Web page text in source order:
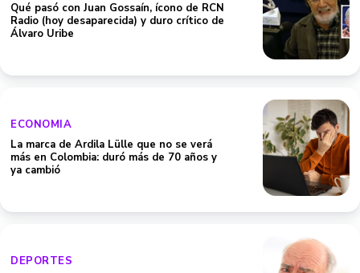
Qué pasó con Juan Gossaín, ícono de RCN
Radio (hoy desaparecida) y duro crítico de
Álvaro Uribe
ECONOMIA
La marca de Ardila Lülle que no se verá
más en Colombia: duró más de 70 años y
ya cambió
DEPORTES